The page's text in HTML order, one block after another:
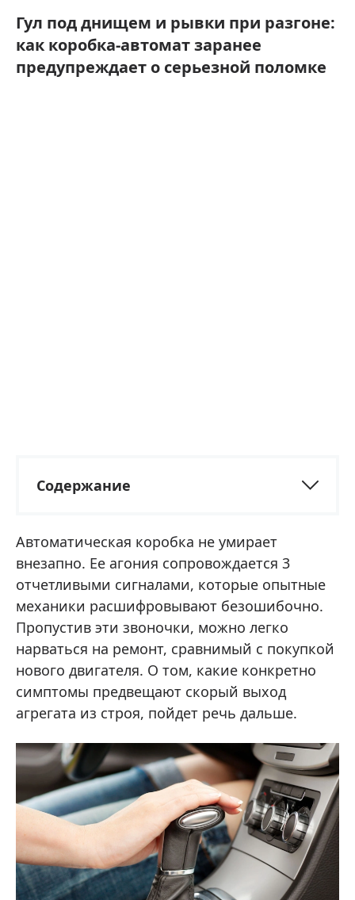
Гул под днищем и рывки при разгоне:
как коробка-автомат заранее
предупреждает о серьезной поломке
Содержание
Автоматическая коробка не умирает
внезапно. Ее агония сопровождается 3
отчетливыми сигналами, которые опытные
механики расшифровывают безошибочно.
Пропустив эти звоночки, можно легко
нарваться на ремонт, сравнимый с покупкой
нового двигателя. О том, какие конкретно
симптомы предвещают скорый выход
агрегата из строя, пойдет речь дальше.